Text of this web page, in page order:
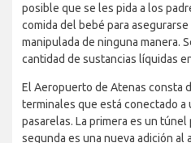
posible que se les pida a los
comida del bebé para
manipulada de ninguna manera.
cantidad de sustancias líquidas
El Aeropuerto de Atenas consta
terminales que está conectado
pasarelas. La primera es un
segunda es una nueva adición al